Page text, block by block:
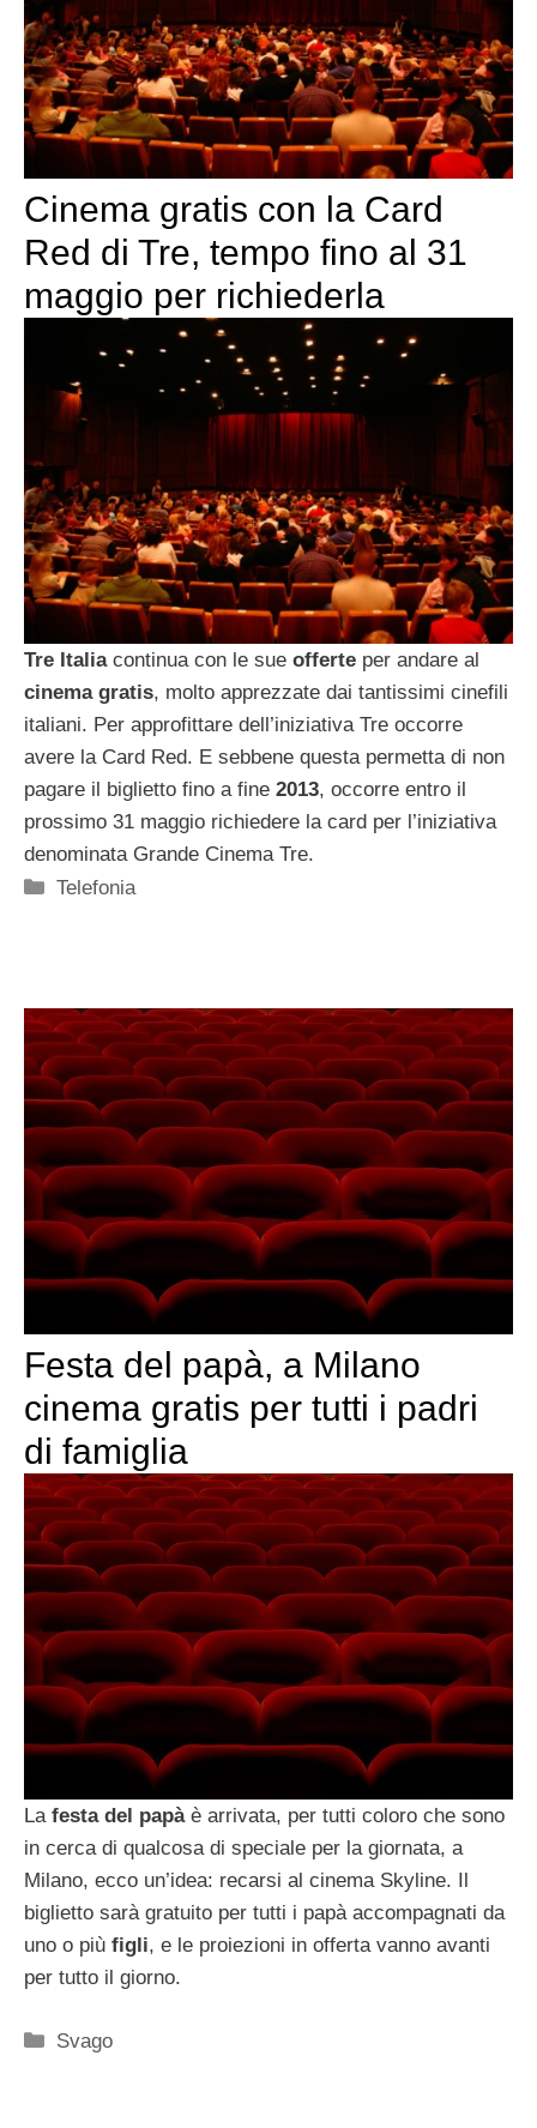
Cinema gratis con la Card
Red di Tre, tempo fino al 31
maggio per richiederla
Tre Italiacontinua con le sue offerte per andare al
cinema gratis, molto apprezzate dai tantissimi cinefili
italiani. Per approfittare dell’iniziativa Tre occorre
avere la Card Red. E sebbene questa permetta di non
pagare il biglietto fino a fine 2013, occorre entro il
prossimo 31 maggio richiedere la card per l’iniziativa
denominata Grande Cinema Tre.
Categorie
Telefonia
Festa del papà, a Milano
cinema gratis per tutti i padri
di famiglia
La festa del papàè arrivata, per tutti coloro che sono
in cerca di qualcosa di speciale per la giornata, a
Milano, ecco un’idea: recarsi al cinema Skyline. Il
biglietto sarà gratuito per tutti i papà accompagnati da
uno o più figli, e le proiezioni in offerta vanno avanti
per tutto il giorno.
Categorie
Svago